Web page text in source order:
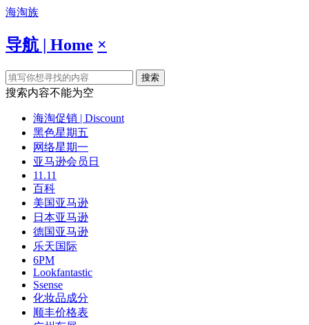
海淘族
导航 | Home ×
搜索
搜索内容不能为空
海淘促销 | Discount
黑色星期五
网络星期一
亚马逊会员日
11.11
百科
美国亚马逊
日本亚马逊
德国亚马逊
乐天国际
6PM
Lookfantastic
Ssense
化妆品成分
顺丰价格表